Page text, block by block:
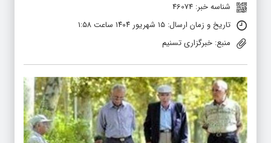
شناسه خبر: 46074
تاریخ و زمان ارسال: ۱۵ شهریور ۱۴۰۴ ساعت ۱:۵۸
منبع: خبرگزاری تسنیم